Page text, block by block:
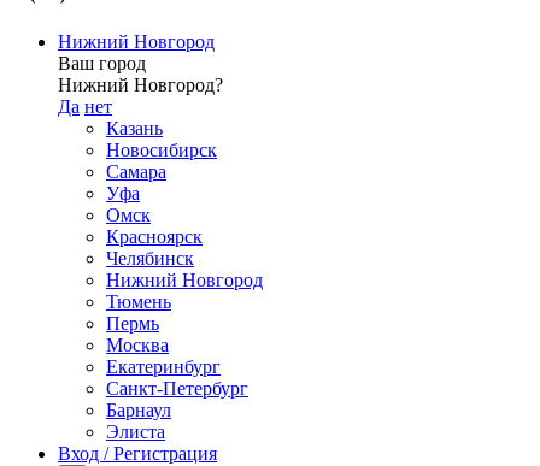
Нижний Новгород
Ваш город
Нижний Новгород?
Да нет
Казань
Новосибирск
Самара
Уфа
Омск
Красноярск
Челябинск
Нижний Новгород
Тюмень
Пермь
Москва
Екатеринбург
Санкт-Петербург
Барнаул
Элиста
Вход / Регистрация